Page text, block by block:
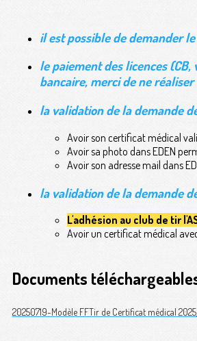
il est possible de demander
le paiement des licences
bancaire, merci de ne
la validation de la demande
Avoir son certificat médical
Avoir sa photo dans EDEN
Avoir son adresse mail dans
la validation de la demande
L'adhésion au club de tir
Avoir un certificat médical
Documents
20250719-Modèle FFTir de Certificat médical